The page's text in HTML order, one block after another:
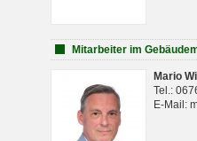
Mitarbeiter im
Mario
Tel.:
E-Mail: